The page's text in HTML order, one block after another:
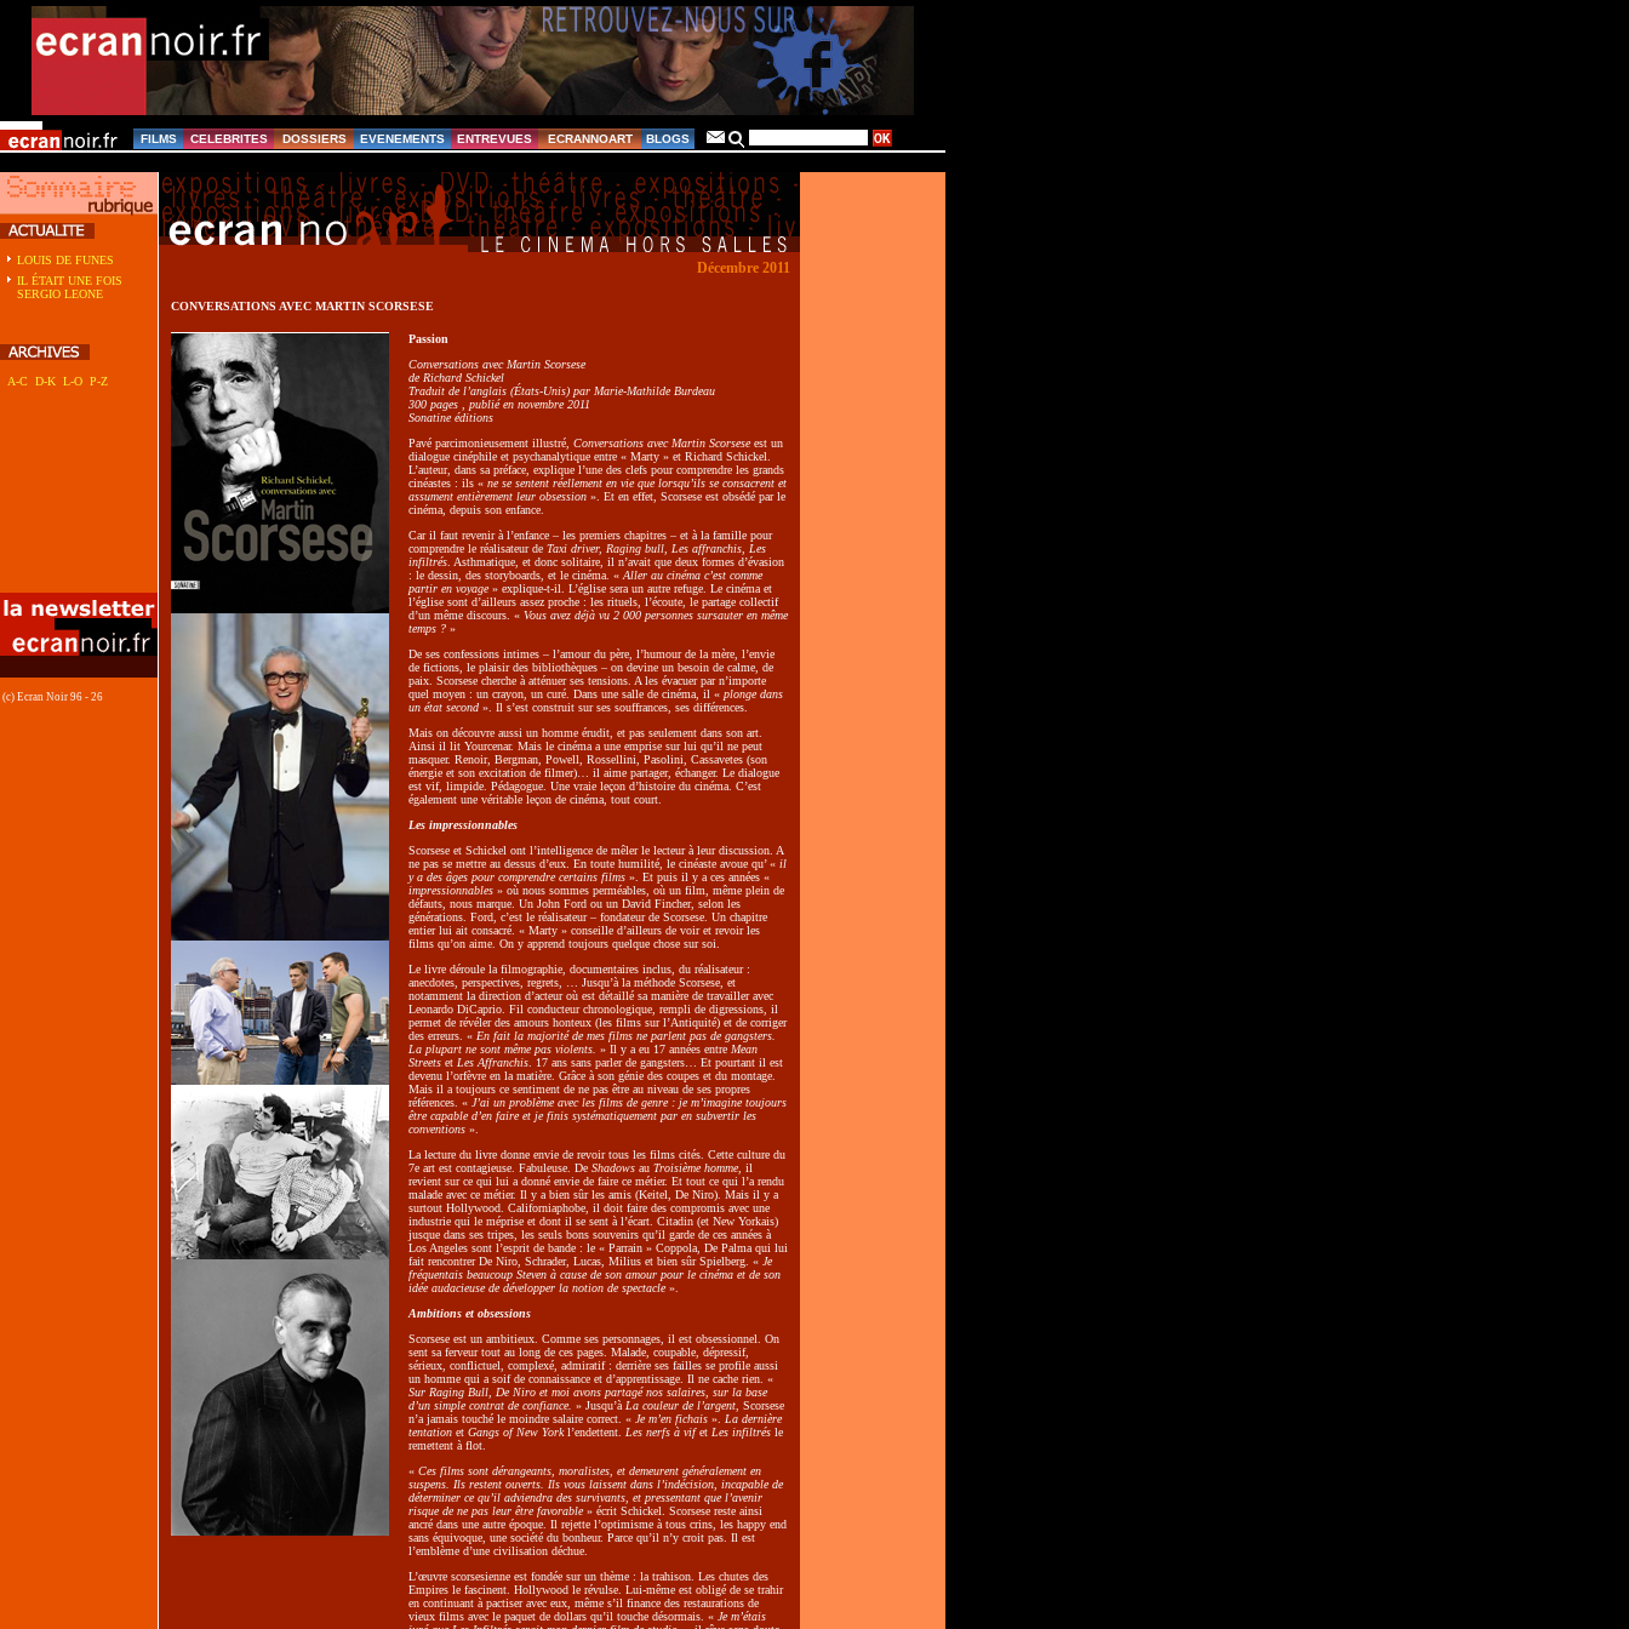
FILMS CELEBRITES DOSSIERS EVENEMENTS ENTREVUES ECRANNOART BLOGS
LOUIS DE FUNES
IL ÉTAIT UNE FOIS
SERGIO LEONE
A-C D-K L-O P-Z
(c) Ecran Noir 96 - 26
Décembre 2011
CONVERSATIONS AVEC MARTIN SCORSESE
Passion
Conversations avec Martin Scorsese
de Richard Schickel
Traduit de l’anglais (États-Unis) par Marie-Mathilde Burdeau
300 pages , publié en novembre 2011
Sonatine éditions
Pavé parcimonieusement illustré, Conversations avec Martin Scorseseest un
dialogue cinéphile et psychanalytique entre « Marty » et Richard Schickel.
L’auteur, dans sa préface, explique l’une des clefs pour comprendre les grands
cinéastes : ils « ne se sentent réellement en vie que lorsqu’ils se consacrent et
assument entièrement leur obsession ». Et en effet, Scorsese est obsédé par le
cinéma, depuis son enfance.
Car il faut revenir à l’enfance – les premiers chapitres – et à la famille pour
comprendre le réalisateur de Taxi driver, Raging bull, Les affranchis, Les
infiltrés . Asthmatique, et donc solitaire, il n’avait que deux formes d’évasion
: le dessin, des storyboards, et le cinéma. « Aller au cinéma c’est comme
partir en voyage» explique-t-il. L’église sera un autre refuge. Le cinéma et
l’église sont d’ailleurs assez proche : les rituels, l’écoute, le partage collectif
d’un même discours. « Vous avez déjà vu 2 000 personnes sursauter en même
temps ? »
De ses confessions intimes – l’amour du père, l’humour de la mère, l’envie
de fictions, le plaisir des bibliothèques – on devine un besoin de calme, de
paix. Scorsese cherche à atténuer ses tensions. A les évacuer par n’importe
quel moyen : un crayon, un curé. Dans une salle de cinéma, il « plonge dans
un état second ». Il s’est construit sur ses souffrances, ses différences.
Mais on découvre aussi un homme érudit, et pas seulement dans son art.
Ainsi il lit Yourcenar. Mais le cinéma a une emprise sur lui qu’il ne peut
masquer. Renoir, Bergman, Powell, Rossellini, Pasolini, Cassavetes (son
énergie et son excitation de filmer)… il aime partager, échanger. Le dialogue
est vif, limpide. Pédagogue. Une vraie leçon d’histoire du cinéma. C’est
également une véritable leçon de cinéma, tout court.
Les impressionnables
Scorsese et Schickel ont l’intelligence de mêler le lecteur à leur discussion. A
ne pas se mettre au dessus d’eux. En toute humilité, le cinéaste avoue qu’ « il
y a des âges pour comprendre certains films ». Et puis il y a ces années «
impressionnables » où nous sommes perméables, où un film, même plein de
défauts, nous marque. Un John Ford ou un David Fincher, selon les
générations. Ford, c’est le réalisateur – fondateur de Scorsese. Un chapitre
entier lui ait consacré. « Marty » conseille d’ailleurs de voir et revoir les
films qu’on aime. On y apprend toujours quelque chose sur soi.
Le livre déroule la filmographie, documentaires inclus, du réalisateur :
anecdotes, perspectives, regrets, … Jusqu’à la méthode Scorsese, et
notamment la direction d’acteur où est détaillé sa manière de travailler avec
Leonardo DiCaprio. Fil conducteur chronologique, rempli de digressions, il
permet de révéler des amours honteux (les films sur l’Antiquité) et de corriger
des erreurs. « En fait la majorité de mes films ne parlent pas de gangsters.
La plupart ne sont même pas violents. » Il y a eu 17 années entre Mean
Streets et Les Affranchis . 17 ans sans parler de gangsters… Et pourtant il est
devenu l’orfèvre en la matière. Grâce à son génie des coupes et du montage.
Mais il a toujours ce sentiment de ne pas être au niveau de ses propres
références. « J’ai un problème avec les films de genre : je m’imagine toujours
être capable d’en faire et je finis systématiquement par en subvertir les
conventions ».
La lecture du livre donne envie de revoir tous les films cités. Cette culture du
7e art est contagieuse. Fabuleuse. De Shadows au Troisième homme, il
revient sur ce qui lui a donné envie de faire ce métier. Et tout ce qui l’a rendu
malade avec ce métier. Il y a bien sûr les amis (Keitel, De Niro). Mais il y a
surtout Hollywood. Californiaphobe, il doit faire des compromis avec une
industrie qui le méprise et dont il se sent à l’écart. Citadin (et New Yorkais)
jusque dans ses tripes, les seuls bons souvenirs qu’il garde de ces années à
Los Angeles sont l’esprit de bande : le « Parrain » Coppola, De Palma qui lui
fait rencontrer De Niro, Schrader, Lucas, Milius et bien sûr Spielberg. « Je
fréquentais beaucoup Steven à cause de son amour pour le cinéma et de son
idée audacieuse de développer la notion de spectacle».
Ambitions et obsessions
Scorsese est un ambitieux. Comme ses personnages, il est obsessionnel. On
sent sa ferveur tout au long de ces pages. Malade, coupable, dépressif,
sérieux, conflictuel, complexé, admiratif : derrière ses failles se profile aussi
un homme qui a soif de connaissance et d’apprentissage. Il ne cache rien. «
Sur Raging Bull, De Niro et moi avons partagé nos salaires, sur la base
d’un simple contrat de confiance. » Jusqu’à La couleur de l’argent , Scorsese
n’a jamais touché le moindre salaire correct. « Je m’en fichais ». La dernière
tentation et Gangs of New Yorkl’endettent. Les nerfs à vifet Les infiltrés le
remettent à flot.
« Ces films sont dérangeants, moralistes, et demeurent généralement en
suspens. Ils restent ouverts. Ils vous laissent dans l’indécision, incapable de
déterminer ce qu’il adviendra des survivants, et pressentant que l’avenir
risque de ne pas leur être favorable» écrit Schickel. Scorsese reste ainsi
ancré dans une autre époque. Il rejette l’optimisme à tous crins, les happy end
sans équivoque, une société du bonheur. Parce qu’il n’y croit pas. Il est
l’emblème d’une civilisation déchue.
L’œuvre scorsesienne est fondée sur un thème : la trahison. Les chutes des
Empires le fascinent. Hollywood le révulse. Lui-même est obligé de se trahir
en continuant à pactiser avec eux, même s’il finance des restaurations de
vieux films avec le paquet de dollars qu’il touche désormais. « Je m’étais